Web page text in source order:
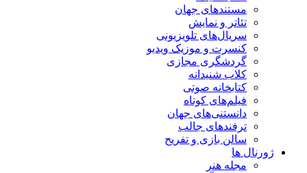
مستندهای جهان
تئاتر و نمایش
سریال‌های تلویزیونی
کنسرت و موزیک ویدیو
گردشگری مجازی
کلاب شنیدانه
کتابخانه صوتی
فیلم‌های کوتاه
دانستنی‌های جهان
ترفندهای جالب
سالن بازی و تفریح
ژورنال ها
مجله هنر